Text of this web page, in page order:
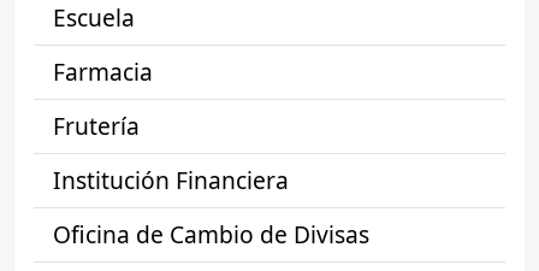
Escuela
Farmacia
Frutería
Institución Financiera
Oficina de Cambio de Divisas